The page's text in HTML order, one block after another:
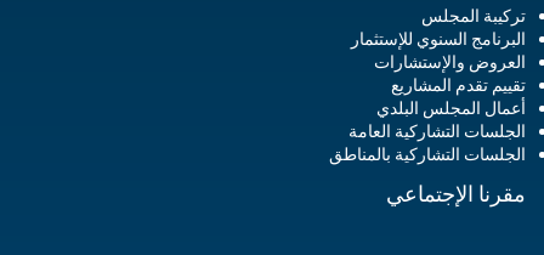
تركيبة المجلس
البرنامج السنوي للإستثمار
العروض والإستشارات
تقييم تقدم المشاريع
أعمال المجلس البلدي
الجلسات التشاركية العامة
الجلسات التشاركية بالمناطق
مقرنا الإجتماعي